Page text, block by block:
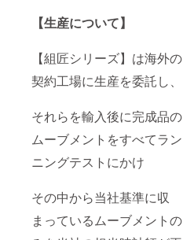
【生産について】
【組匠シリーズ】は海外の
契約工場に生産を委託し、
それらを輸入後に完成品の
ムーブメントをすべてラン
ニングテストにかけ
その中から当社基準に収
まっているムーブメントの